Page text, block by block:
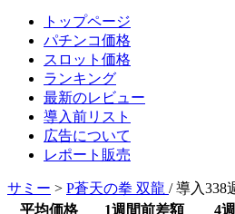
トップページ
パチンコ価格
スロット価格
ランキング
最新のレビュー
導入前リスト
広告について
レポート販売
サミー > P蒼天の拳 双龍 / 導入338
平均価格
1週間前差額
4